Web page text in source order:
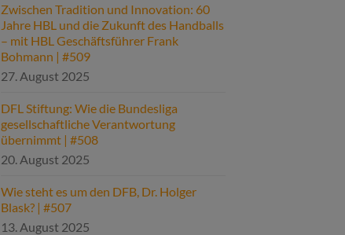
Zwischen Tradition und Innovation: 60
Jahre HBL und die Zukunft des Handballs
– mit HBL Geschäftsführer Frank
Bohmann | #509
27. August 2025
DFL Stiftung: Wie die Bundesliga
gesellschaftliche Verantwortung
übernimmt | #508
20. August 2025
Wie steht es um den DFB, Dr. Holger
Blask? | #507
13. August 2025